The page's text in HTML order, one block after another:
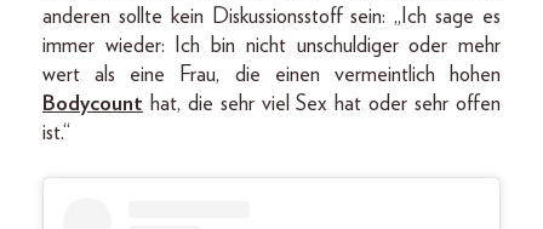
anderen sollte kein Diskussionsstoff sein: „Ich sage es
immer wieder: Ich bin nicht unschuldiger oder mehr
wert als eine Frau, die einen vermeintlich hohen
Bodycount hat, die sehr viel Sex hat oder sehr offen
ist.“